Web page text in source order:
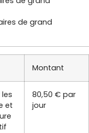
de grand
Montant
et
80,50 € par
jour